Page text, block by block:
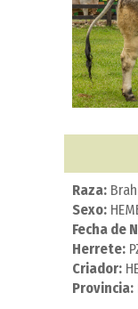
Raza:
Sexo:
Fecha de
Herrete:
Criador:
Provincia: